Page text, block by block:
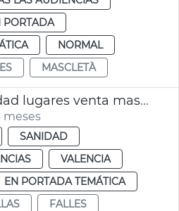
PORTADA
NORMAL
MASCLETÀ
Inspección Sanidad lugares venta masas fritas Fallas València
meses
SANIDAD
VALENCIA
EN PORTADA TEMÁTICA
FALLES